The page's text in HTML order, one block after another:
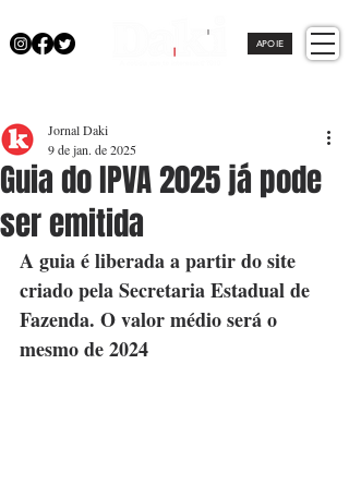
APOIE
Guia do IPVA 2025 já pode
ser emitida
Jornal Daki
9 de jan. de 2025
A guia é liberada a partir do site
criado pela Secretaria Estadual de
Fazenda. O valor médio será o
mesmo de 2024